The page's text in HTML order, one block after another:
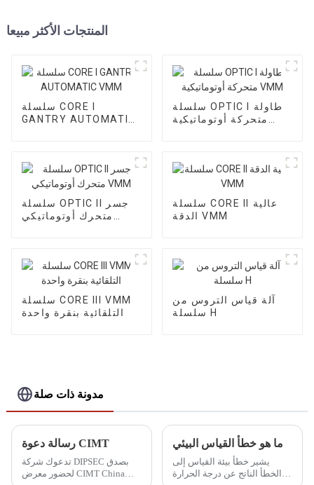
المنتجات الأكثر مبيعا
سلسلة CORE I
GANTRY AUTOMATIC
سلسلة OPTIC I طاولة
متحركة أوتوماتيكية
سلسلة OPTIC II جسر
متحرك أوتوماتيكي
سلسلة CORE II عالية
الدقة VMM
سلسلة CORE III VMM
التلقائية بنقرة واحدة
آلة قياس التروس من
سلسلة H
مدونة ذات صلة
رسالة دعوة CIMT
تدعوك شركة DIPSEC بصدق
لحضور معرض CIMT China
ما هو خطأ القياس البيئي
يشير خطأ بيئة القياس إلى
الخطأ الناتج عن درجة الحرارة